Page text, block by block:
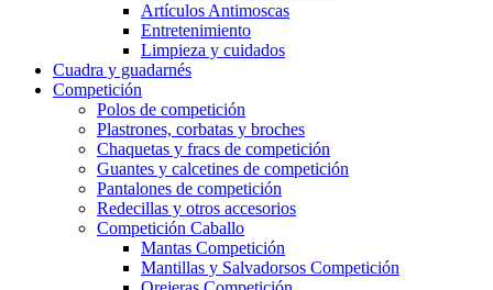
Artículos Antimoscas
Entretenimiento
Limpieza y cuidados
Cuadra y guadarnés
Competición
Polos de competición
Plastrones, corbatas y broches
Chaquetas y fracs de competición
Guantes y calcetines de competición
Pantalones de competición
Redecillas y otros accesorios
Competición Caballo
Mantas Competición
Mantillas y Salvadorsos Competición